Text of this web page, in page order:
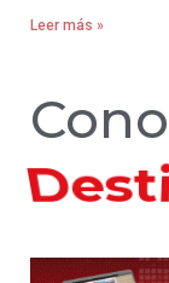
Leer más »